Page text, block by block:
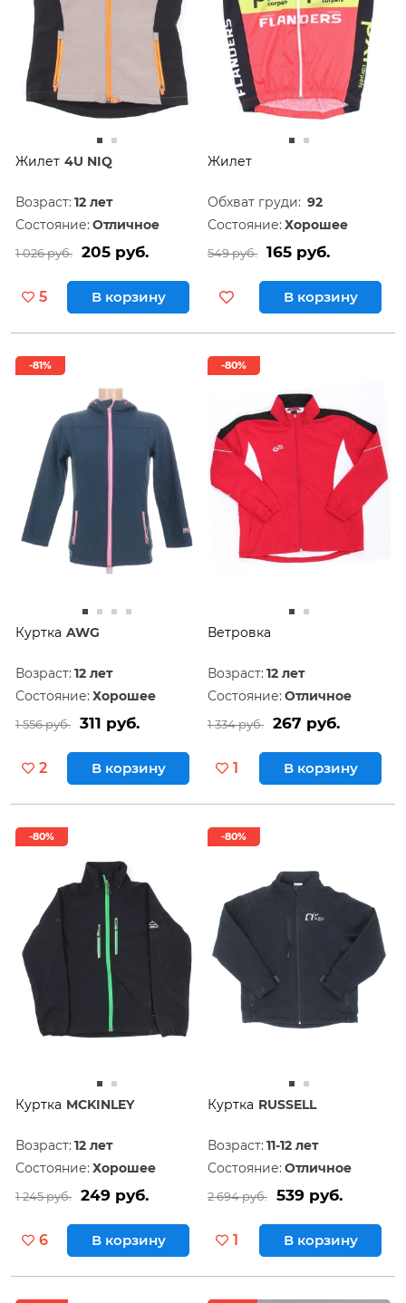
Жилет 4U NIQ
Возраст: 12 лет
Состояние: Отличное
1 026 руб. 205 руб.
5 В корзину
Жилет
Обхват груди: 92
Состояние: Хорошее
549 руб. 165 руб.
В корзину
-81%
Куртка AWG
Возраст: 12 лет
Состояние: Хорошее
1 556 руб. 311 руб.
2 В корзину
-80%
Ветровка
Возраст: 12 лет
Состояние: Отличное
1 334 руб. 267 руб.
1 В корзину
-80%
Куртка MCKINLEY
Возраст: 12 лет
Состояние: Хорошее
1 245 руб. 249 руб.
6 В корзину
-80%
Куртка RUSSELL
Возраст: 11-12 лет
Состояние: Отличное
2 694 руб. 539 руб.
1 В корзину